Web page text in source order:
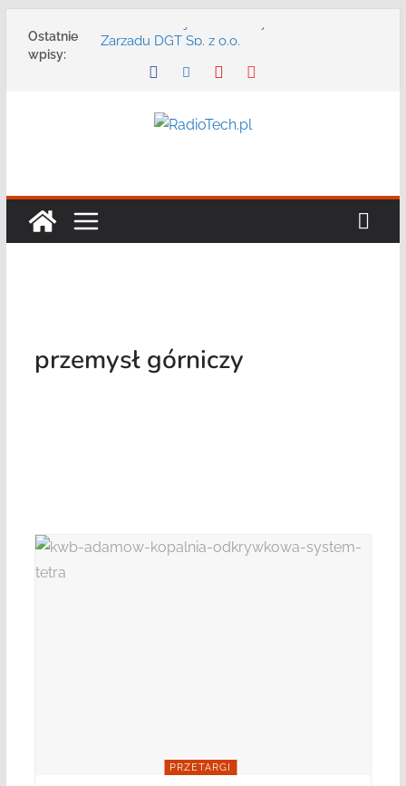
Ostatnie
wpisy:
Zmarł Andrzej Adler założyciel i Prezes
Zarządu DGT Sp. z o.o.
Radmor – największy polski producent
urządzeń łączności radiowej ma 75 lat
konferencję: „Bezpieczeństwo,
niezawodność i interoperacyjność
Najnowszy radiotelefon MOTOTRBO R7 od
Motorola Solutions
przemysł górniczy
PRZETARGI